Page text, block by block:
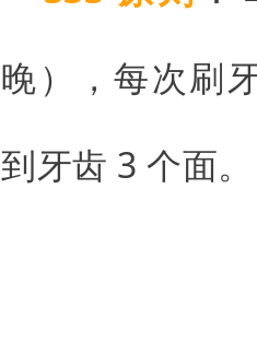
晚），每次刷
到牙齿 3 个面。